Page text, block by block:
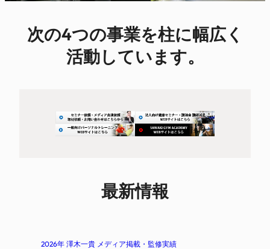
次の4つの事業を柱に幅広く
活動しています。
最新情報
2026年 澤木一貴 メディア掲載・監修実績